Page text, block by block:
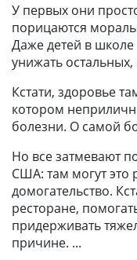
У первых они
порицаются
Даже детей в
унижать
Кстати, здоровье
котором
болезни. О самой
Но все затмевают
США: там могут это
домогательство.
ресторане,
придерживать
причине.